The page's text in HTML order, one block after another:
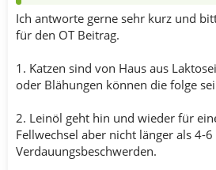
Ich antworte gerne sehr kurz und
für den OT Beitrag.
1. Katzen sind von Haus aus
oder Blähungen können die folge
2. Leinöl geht hin und wieder für
Fellwechsel aber nicht länger als 4-
Verdauungsbeschwerden.